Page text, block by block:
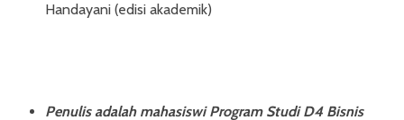
Handayani (edisi akademik)
Penulis adalah mahasiswi Program Studi D4 Bisnis